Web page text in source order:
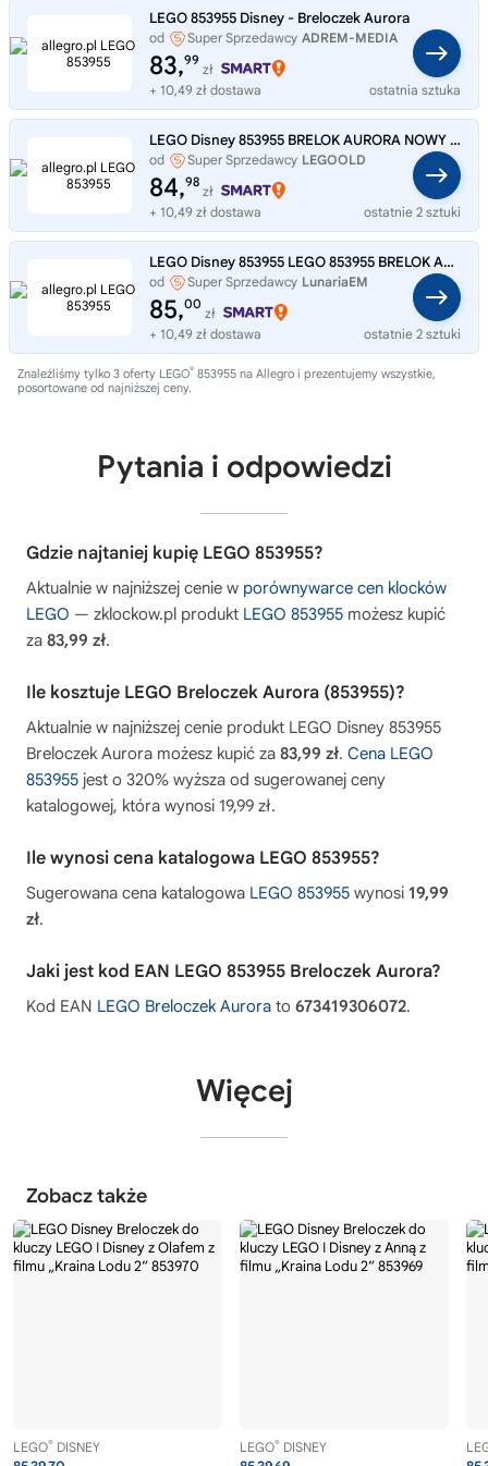
LEGO 853955 Disney - Breloczek Aurora
od Super Sprzedawcy ADREM-MEDIA
83,99
zł
+ 10,49 zł dostawa
ostatnia sztuka
LEGO Disney 853955 BRELOK AURORA NOWY UNIKAT SUPER PREZENT
od Super Sprzedawcy LEGOOLD
84,98
zł
+ 10,49 zł dostawa
ostatnie 2 sztuki
LEGO Disney 853955 LEGO 853955 BRELOK AURORA UNIKAT Z 2019 ROKU!
od Super Sprzedawcy LunariaEM
85,00
zł
+ 10,49 zł dostawa
ostatnie 2 sztuki
Znaleźliśmy tylko 3 oferty LEGO® 853955 na Allegro i prezentujemy wszystkie,
posortowane od najniższej ceny.
Pytania i odpowiedzi
Gdzie najtaniej kupię LEGO 853955?
Aktualnie w najniższej cenie w porównywarce cen klocków
LEGO — zklockow.pl produkt LEGO 853955 możesz kupić
za 83,99 zł.
Ile kosztuje LEGO Breloczek Aurora (853955)?
Aktualnie w najniższej cenie produkt LEGO Disney 853955
Breloczek Aurora możesz kupić za 83,99 zł. Cena LEGO
853955 jest o 320% wyższa od sugerowanej ceny
katalogowej, która wynosi 19,99 zł.
Ile wynosi cena katalogowa LEGO 853955?
Sugerowana cena katalogowa LEGO 853955 wynosi 19,99
zł.
Jaki jest kod EAN LEGO 853955 Breloczek Aurora?
Kod EAN LEGO Breloczek Aurora to 673419306072.
Więcej
Zobacz także
LEGO® DISNEY LEGO® DISNEY